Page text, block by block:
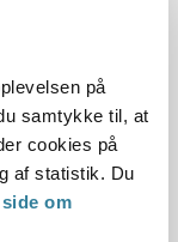
på
samtykke til, at
cookies på
af statistik. Du
om